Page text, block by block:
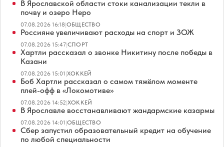
В Ярославской области стоки канализации текли в
почву и озеро Неро
07.08.2026 16:18|ОБЩЕСТВО
Россияне увеличивают расходы на спорт и ЗОЖ
07.08.2026 15:47|СПОРТ
Хартли рассказал о звонке Никитину после победы в
Казани
07.08.2026 15:01|ХОККЕЙ
Боб Хартли рассказал о самом тяжёлом моменте
плей-офф в «Локомотиве»
07.08.2026 14:52|ХОККЕЙ
В Ярославле восстанавливают жандармские казармы
07.08.2026 14:01|ОБЩЕСТВО
Сбер запустил образовательный кредит на обучение
по любой специальности